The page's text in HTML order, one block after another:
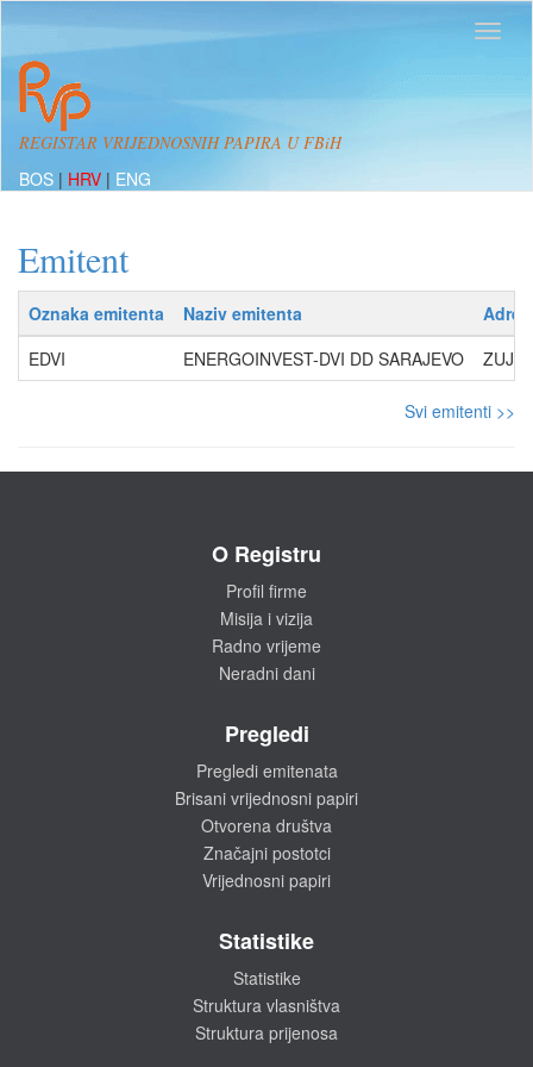
REGISTAR VRIJEDNOSNIH PAPIRA U FBiH
BOS | HRV | ENG
Emitent
Oznaka emitenta Naziv emitenta
EDVI
ENERGOINVEST-DVI DD SARAJEVO
Svi emitenti >>
O Registru
Profil firme
Misija i vizija
Radno vrijeme
Neradni dani
Pregledi
Pregledi emitenata
Brisani vrijednosni papiri
Otvorena društva
Značajni postotci
Vrijednosni papiri
Statistike
Statistike
Struktura vlasništva
Struktura prijenosa